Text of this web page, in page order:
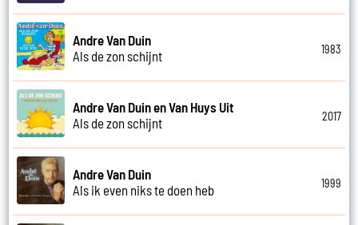
Andre Van Duin
Als de zon schijnt
1983
Andre Van Duin en Van Huys Uit
Als de zon schijnt
2017
Andre Van Duin
Als ik even niks te doen heb
1999